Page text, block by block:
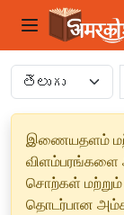
இணையதளம்
விளம்பரங்களை
சொற்கள் மற்றும்
தொடர்பான